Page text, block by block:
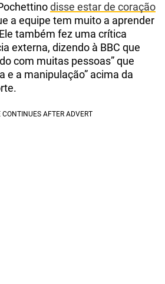
disse estarde coração
a equipe tem muito a aprender
também fez uma crítica
externa, dizendo à BBC que
com muitas pessoas” que
e a manipulação” acima da